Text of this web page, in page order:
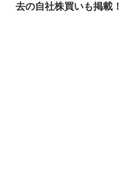
去の自社株買いも掲載！